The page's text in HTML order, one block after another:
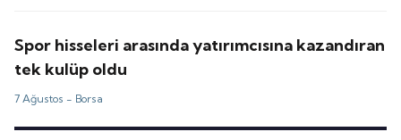
Spor hisseleri arasında yatırımcısına kazandıran
tek kulüp oldu
7 Ağustos - Borsa